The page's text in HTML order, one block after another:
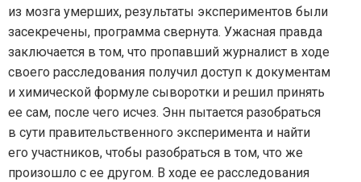
из мозга умерших, результаты экспериментов были
засекречены, программа свернута. Ужасная правда
заключается в том, что пропавший журналист в ходе
своего расследования получил доступ к документам
и химической формуле сыворотки и решил принять
ее сам, после чего исчез. Энн пытается разобраться
в сути правительственного эксперимента и найти
его участников, чтобы разобраться в том, что же
произошло с ее другом. В ходе ее расследования